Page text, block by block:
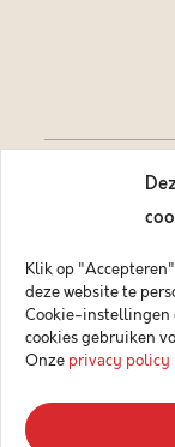
Klik op
deze website te
Cookie-instellingen
cookies gebruiken
Onze privacy policy
borgstelling via